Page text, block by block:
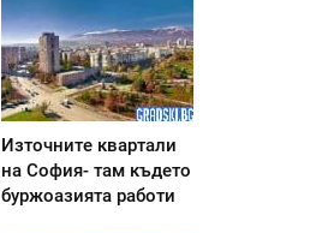
Източните квартали
на София- там където
буржоазията работи